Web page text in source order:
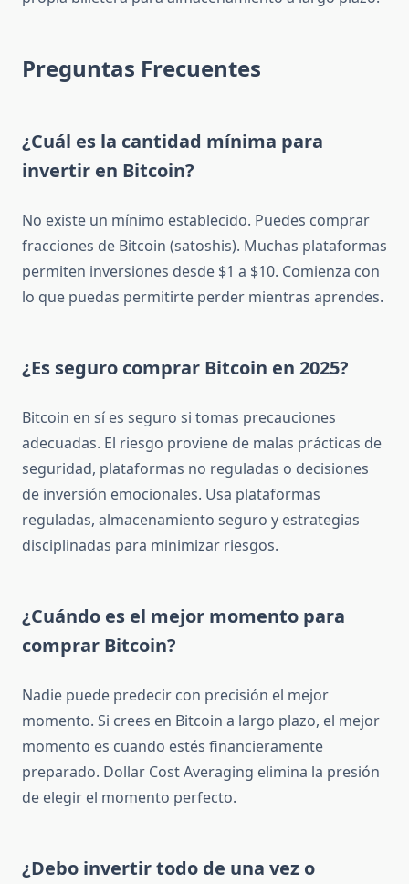
Preguntas Frecuentes
¿Cuál es la cantidad mínima para
invertir en Bitcoin?
No existe un mínimo establecido. Puedes comprar
fracciones de Bitcoin (satoshis). Muchas plataformas
permiten inversiones desde $1 a $10. Comienza con
lo que puedas permitirte perder mientras aprendes.
¿Es seguro comprar Bitcoin en 2025?
Bitcoin en sí es seguro si tomas precauciones
adecuadas. El riesgo proviene de malas prácticas de
seguridad, plataformas no reguladas o decisiones
de inversión emocionales. Usa plataformas
reguladas, almacenamiento seguro y estrategias
disciplinadas para minimizar riesgos.
¿Cuándo es el mejor momento para
comprar Bitcoin?
Nadie puede predecir con precisión el mejor
momento. Si crees en Bitcoin a largo plazo, el mejor
momento es cuando estés financieramente
preparado. Dollar Cost Averaging elimina la presión
de elegir el momento perfecto.
¿Debo invertir todo de una vez o